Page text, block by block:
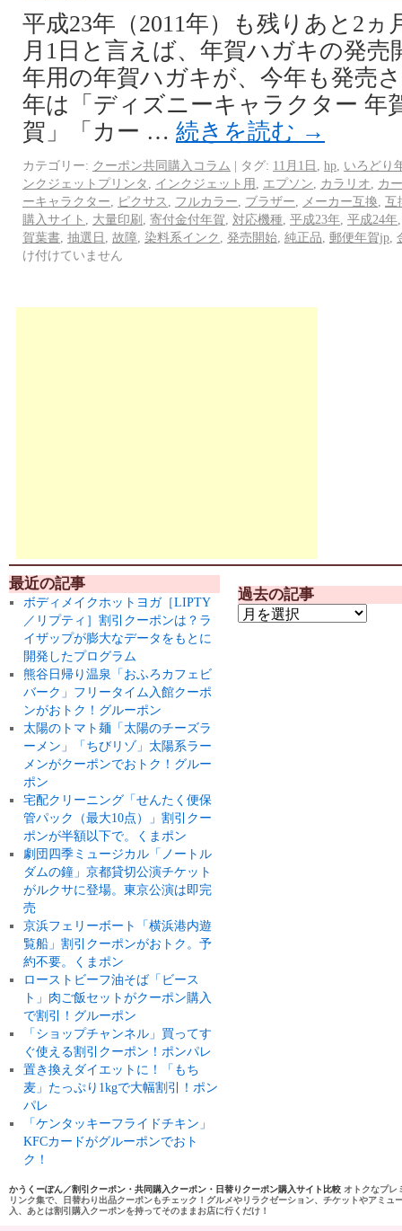
平成23年（2011年）も残りあと2ヵ
月1日と言えば、年賀ハガキの発売
年用の年賀ハガキが、今年も発売
年は「ディズニーキャラクター 年
賀」「カー … 続きを読む →
カテゴリー: クーポン共同購入コラム | タグ: 11月1日 hp いろどり
ンクジェットプリンタ
インクジェット用 エプソン カラリオ
カ
ーキャラクター
ピクサス フルカラー ブラザー メーカー互換 互
購入サイト
大量印刷 寄付金付年賀 対応機種 平成23年 平成24年
賀葉書 抽選日 故障 染料系インク 発売開始 純正品 郵便年賀jp
け付けていません
最近の記事
ボディメイクホットヨガ［LIPTY
／リプティ］割引クーポンは？ラ
イザップが膨大なデータをもとに
開発したプログラム
熊谷日帰り温泉「おふろカフェビ
バーク」フリータイム入館クーポ
ンがおトク！グルーポン
太陽のトマト麺「太陽のチーズラ
ーメン」「ちびリゾ」太陽系ラー
メンがクーポンでおトク！グルー
ポン
宅配クリーニング「せんたく便保
管パック（最大10点）」割引クー
ポンが半額以下で。くまポン
劇団四季ミュージカル「ノートル
ダムの鐘」京都貸切公演チケット
がルクサに登場。東京公演は即完
売
京浜フェリーボート「横浜港内遊
覧船」割引クーポンがおトク。予
約不要。くまポン
ローストビーフ油そば「ビース
ト」肉ご飯セットがクーポン購入
で割引！グルーポン
「ショップチャンネル」買ってす
ぐ使える割引クーポン！ポンパレ
置き換えダイエットに！「もち
麦」たっぷり1kgで大幅割引！ポン
パレ
「ケンタッキーフライドチキン」
KFCカードがグルーポンでおト
ク！
過去の記事
かうくーぽん／割引クーポン・共同購入クーポン・日替りクーポン購入サイト比較 オトクなプレ
リンク集で、日替わり出品クーポンもチェック！グルメやリラクゼーション、チケットやアミ
入、あとは割引購入クーポンを持ってそのままお店に行くだけ！